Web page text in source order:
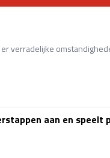
verradelijke
aan en speelt